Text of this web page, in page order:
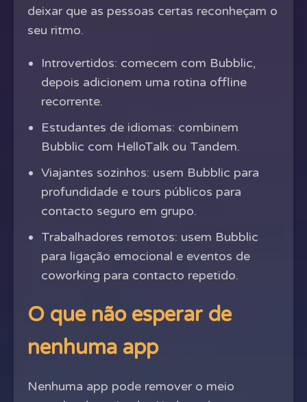
deixar que as pessoas certas reconheçam o
seu ritmo.
Introvertidos: comecem com Bubblic,
depois adicionem uma rotina offline
recorrente.
Estudantes de idiomas: combinem
Bubblic com HelloTalk ou Tandem.
Viajantes sozinhos: usem Bubblic para
profundidade e tours públicos para
contacto seguro em grupo.
Trabalhadores remotos: usem Bubblic
para ligação emocional e eventos de
coworking para contacto repetido.
O que não esperar de
nenhuma app
Nenhuma app pode remover o meio